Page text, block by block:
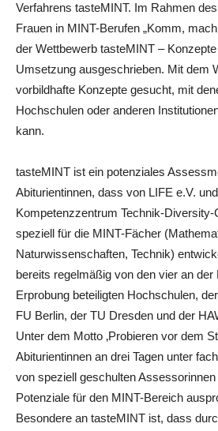
Verfahrens tasteMINT. Im Rahmen
Frauen in MINT-Berufen „Komm,
der Wettbewerb tasteMINT –
Umsetzung ausgeschrieben. Mit dem
vorbildhafte Konzepte gesucht, mit
Hochschulen oder anderen
kann.
tasteMINT ist ein potenziales
Abiturientinnen, dass von LIFE e.V.
Kompetenzzentrum Technik-Diversity-
speziell für die MINT-Fächer
Naturwissenschaften, Technik)
bereits regelmäßig von den vier an der
Erprobung beteiligten Hochschulen,
FU Berlin, der TU Dresden und der
Unter dem Motto ‚Probieren vor dem
Abiturientinnen an drei Tagen unter
von speziell geschulten
Potenziale für den MINT-Bereich
Besondere an tasteMINT ist, dass